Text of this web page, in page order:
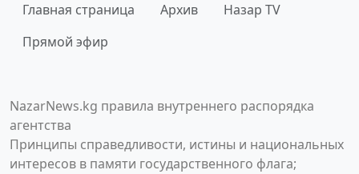
Главная страница Архив
Назар TV
Прямой эфир
NazarNews.kg правила внутреннего распорядка
агентства
Принципы справедливости, истины и национальных
интересов в памяти государственного флага;